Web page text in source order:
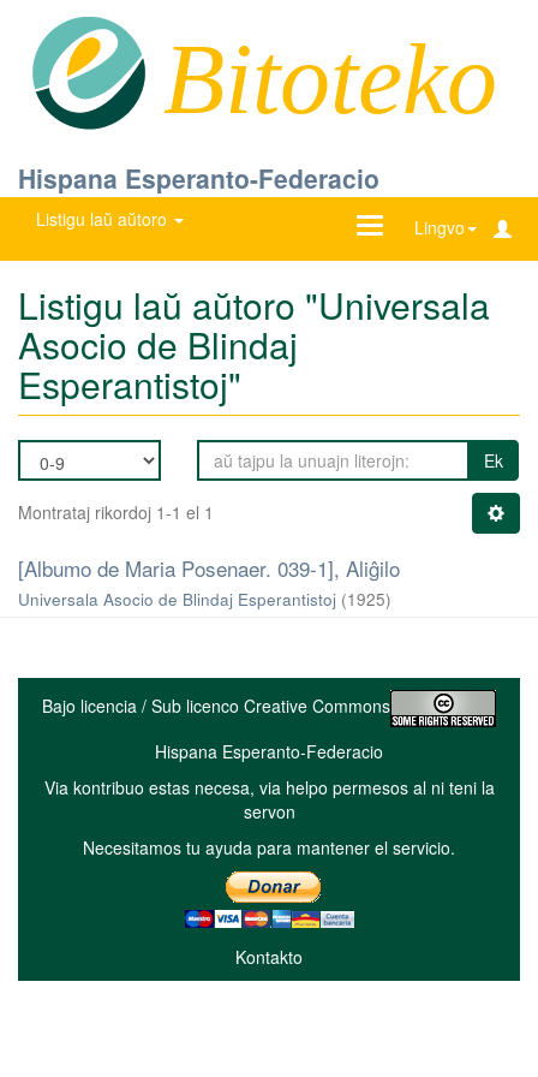
Bitoteko
Hispana Esperanto-Federacio
Listigu laŭ aŭtoro Lingvo
Ŝanĝu
Listigu laŭ aŭtoro "Universala
Asocio de Blindaj
Esperantistoj"
Ek
Montrataj rikordoj 1-1 el 1
[Albumo de Maria Posenaer. 039-1], Aliĝilo
Universala Asocio de Blindaj Esperantistoj (1925)
Bajo licencia / Sub licenco Creative Commons
Hispana Esperanto-Federacio
Via kontribuo estas necesa, via helpo permesos al ni teni la
servon
Necesitamos tu ayuda para mantener el servicio.
Kontakto